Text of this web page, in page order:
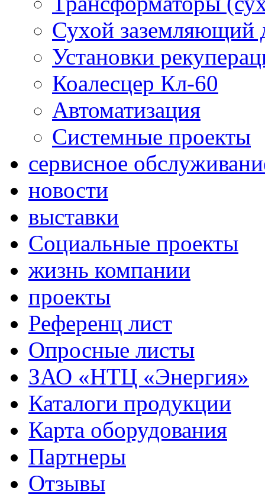
Сухой заземляющий
Установки
Коалесцер Кл-60
Автоматизация
Системные проекты
сервисное
новости
выставки
Социальные проекты
жизнь компании
проекты
Референц лист
Опросные листы
ЗАО «НТЦ «Энергия»
Каталоги продукции
Карта оборудования
Партнеры
Отзывы